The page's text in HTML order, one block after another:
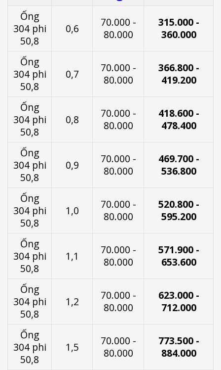
Ống
304 phi
50,8
0,6
70.000 -
80.000
315.000 -
360.000
Ống
304 phi
50,8
0,7
70.000 -
80.000
366.800 -
419.200
Ống
304 phi
50,8
0,8
70.000 -
80.000
418.600 -
478.400
Ống
304 phi
50,8
0,9
70.000 -
80.000
469.700 -
536.800
Ống
304 phi
50,8
1,0
70.000 -
80.000
520.800 -
595.200
Ống
304 phi
50,8
1,1
70.000 -
80.000
571.900 -
653.600
Ống
304 phi
50,8
1,2
70.000 -
80.000
623.000 -
712.000
Ống
304 phi
50,8
1,5
70.000 -
80.000
773.500 -
884.000